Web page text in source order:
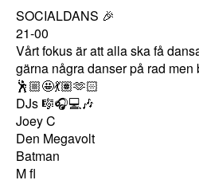
SOCIALDANS 🎉
21-00
Vårt fokus är att alla ska få
gärna några danser på rad men
🕺🏼🤩💃🏽🫶🏻
DJs 🎼🎧💻🎶
Joey C
Den Megavolt
Batman
M fl
e
r
a
.
S
t
a